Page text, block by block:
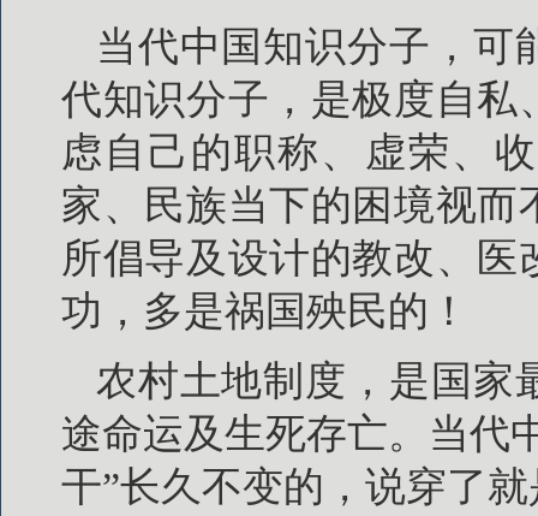
当代中国知识分子，可
代知识分子，是极度自私
虑自己的职称、虚荣、
家、民族当下的困境视
所倡导及设计的教改、
功，多是祸国殃民的！
农村土地制度，是国家
途命运及生死存亡。当代
干”长久不变的，说穿了